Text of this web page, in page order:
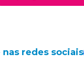
redes sociais